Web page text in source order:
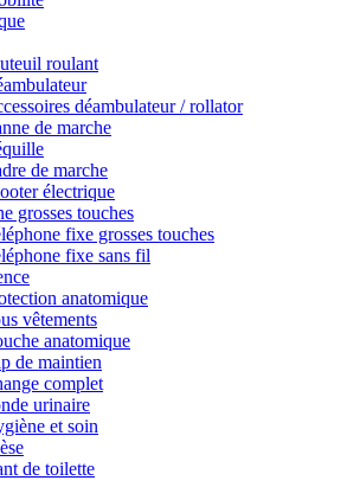
roulant
déambulateur / rollator
de marche
de marche
électrique
grosses touches
fixe grosses touches
fixe sans fil
anatomique
vêtements
anatomique
de maintien
complet
urinaire
et soin
de toilette